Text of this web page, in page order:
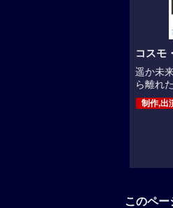
コスモ
遥か未
ら離れ
制作,出
このペ